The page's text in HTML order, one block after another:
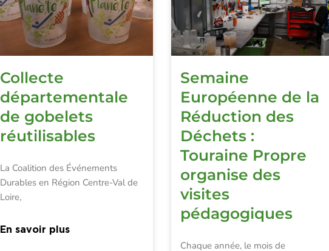
Collecte
départementale
de gobelets
réutilisables
La Coalition des Événements
Durables en Région Centre-Val de
Loire,
En savoir plus
Semaine
Européenne de la
Réduction des
Déchets :
Touraine Propre
organise des
visites
pédagogiques
Chaque année, le mois de